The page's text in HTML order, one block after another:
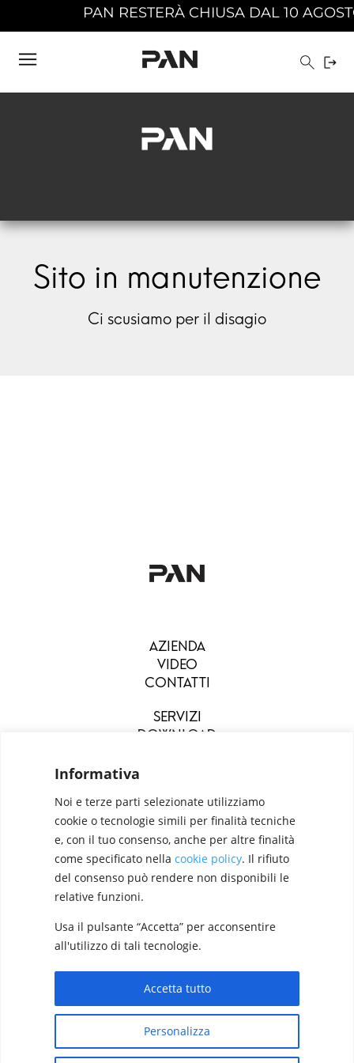
Informativa
Noi e terze parti selezionate utilizziamo
cookie o tecnologie simili per finalità tecniche
e, con il tuo consenso, anche per altre finalità
come specificato nella cookie policy. Il rifiuto
del consenso può rendere non disponibili le
relative funzioni.
Usa il pulsante “Accetta” per acconsentire
all'utilizzo di tali tecnologie.
Personalizza
Accetta tutto
Sito in manutenzione
Ci scusiamo per il disagio
PAN RESTERÀ CHIUSA DAL 10
AZIENDA
VIDEO
CONTATTI
SERVIZI
DOWNLOAD
Configuratori Privacy Policy Cookie Policy
Pan S.r.l. – Via G. Michelucci 1, 50028 Barberino
Tavarnelle (Firenze) Italy
Partita IVA e C.F. IT03865770485 - SDI code:
1N74KED
T +39 055 80 59 33 6-7 – panint@panint.it
Designed byElegant Themes| Powered by
WordPress